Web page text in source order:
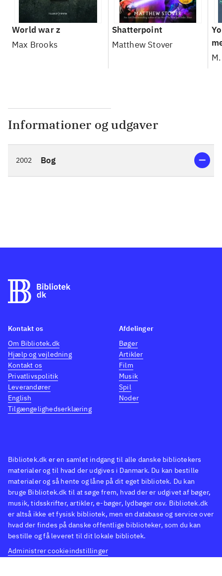
World war z
Max Brooks
Shatterpoint
Matthew Stover
Informationer og udgaver
2002 Bog
Bibliotek.dk er en samlet indgang til alle danske bibliotekers
materialer og til hvad der udgives i Danmark. Du kan bestille
materialer og så hente og låne på dit eget bibliotek. Du kan
bruge Bibliotek.dk til at søge frem, hvad der er udgivet af bøger,
musik, tidsskrifter, artikler, e-bøger, lydbøger osv. Bibliotek.dk
er altså ikke et fysisk bibliotek, men en database og service over
hvad der findes på danske offentlige biblioteker, som du kan
bestille og få leveret til dit lokale bibliotek.
Administrer cookieindstillinger
Kontakt os
Om Bibliotek.dk
Hjælp og vejledning
Kontakt os
Privatlivspolitik
Leverandører
English
Tilgængelighedserklæring
Afdelinger
Bøger
Artikler
Film
Musik
Spil
Noder